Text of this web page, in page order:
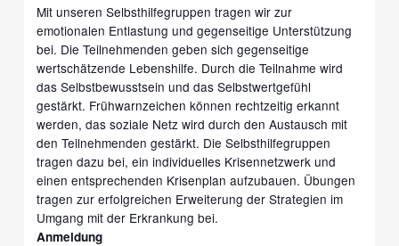
Mit unseren Selbsthilfegruppen tragen wir zur
emotionalen Entlastung und gegenseitige Unterstützung
bei. Die Teilnehmenden geben sich gegenseitige
wertschätzende Lebenshilfe. Durch die Teilnahme wird
das Selbstbewusstsein und das Selbstwertgefühl
gestärkt. Frühwarnzeichen können rechtzeitig erkannt
werden, das soziale Netz wird durch den Austausch mit
den Teilnehmenden gestärkt. Die Selbsthilfegruppen
tragen dazu bei, ein individuelles Krisennetzwerk und
einen entsprechenden Krisenplan aufzubauen. Übungen
tragen zur erfolgreichen Erweiterung der Strategien im
Umgang mit der Erkrankung bei.
Anmeldung